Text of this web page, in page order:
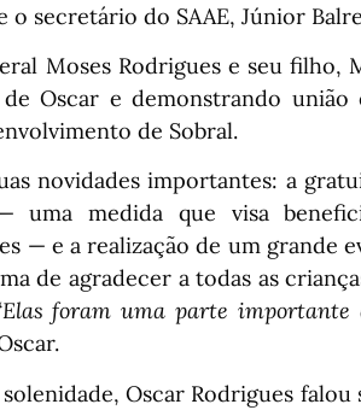
o secretário do SAAE, Júnior
Moses Rodrigues e seu filho,
Oscar e demonstrando união
de Sobral.
novidades importantes: a
uma medida que visa
— e a realização de um grande
de agradecer a todas as
foram uma parte importante
Oscar Rodrigues falou